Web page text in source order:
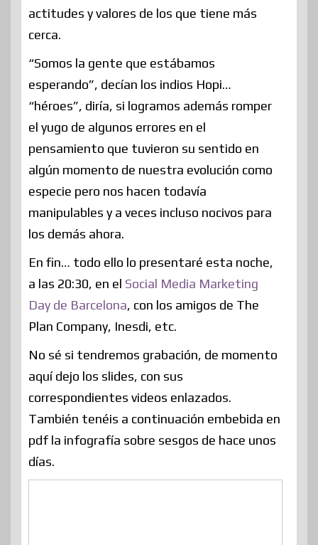
actitudes y valores de los que tiene más
cerca.
“Somos la gente que estábamos
esperando”, decían los indios Hopi…
“héroes”, diría, si logramos además romper
el yugo de algunos errores en el
pensamiento que tuvieron su sentido en
algún momento de nuestra evolución como
especie pero nos hacen todavía
manipulables y a veces incluso nocivos para
los demás ahora.
En fin… todo ello lo presentaré esta noche,
a las 20:30, en el Social Media Marketing
Day de Barcelona, con los amigos de The
Plan Company, Inesdi, etc.
No sé si tendremos grabación, de momento
aquí dejo los slides, con sus
correspondientes videos enlazados.
También tenéis a continuación embebida en
pdf la infografía sobre sesgos de hace unos
días.